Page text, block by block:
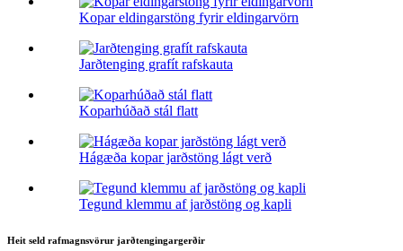
Kopar eldingarstöng fyrir eldingarvörn
Jarðtenging grafít rafskauta
Koparhúðað stál flatt
Hágæða kopar jarðstöng lágt verð
Tegund klemmu af jarðstöng og kapli
Heit seld rafmagnsvörur jarðtengingargerðir